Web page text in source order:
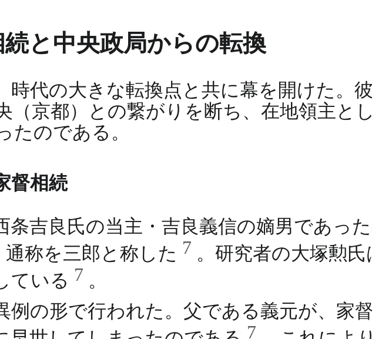
と中央政局からの転換
時代の大きな転換点と共に幕を開けた。
（京都）との繋がりを断ち、在地領主と
たのである。
督相続
条吉良氏の当主・吉良義信の嫡男であっ
称を三郎と称した 7 。研究者の大塚勲
ている 7 。
例の形で行われた。父である義元が、家
7